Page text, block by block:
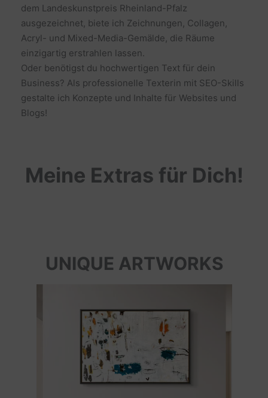
dem Landeskunstpreis Rheinland-Pfalz
ausgezeichnet, biete ich Zeichnungen, Collagen,
Acryl- und Mixed-Media-Gemälde, die Räume
einzigartig erstrahlen lassen.
Oder benötigst du hochwertigen Text für dein
Business? Als professionelle Texterin mit SEO-Skills
gestalte ich Konzepte und Inhalte für Websites und
Blogs!
Meine Extras für Dich!
UNIQUE ARTWORKS